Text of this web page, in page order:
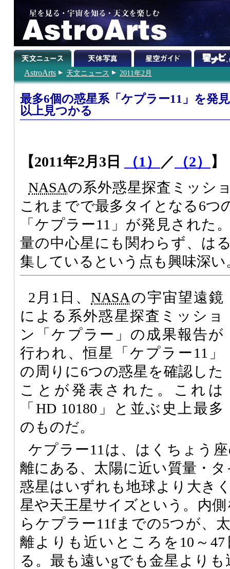
AstroArts 天文ニュース 2011年2月
最多6個の惑星系「ケプラー11」を発
以上見つかる
【2011年2月3日 （1） ／ （2）
】
NASAの系外惑星探査ミッシ
これまでで最多タイとなる6つ
「ケプラー11」が発見された
量の中心星にも関わらず、は
集しているという点も興味深い
2月1日、NASAの宇宙望遠鏡
による系外惑星探査ミッショ
ン「ケプラー」の成果報告が
行われ、恒星「ケプラー11」
の周りに6つの惑星を確認した
ことが発表された。これは
「HD 10180」と並ぶ史上最多
のものだ。
ケプラー11は、はくちょう
離にある、太陽に近い質量・
惑星はいずれも地球より大き
星や天王星サイズという。内
らケプラー11fまでの5つが、
離よりも近いところを10～
る。最も遠いgでも金星よりも